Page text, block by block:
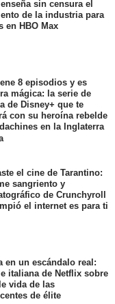
sin censura el
de la industria para
en HBO Max
8 episodios y es
mágica: la serie de
de Disney+ que te
con su heroína rebelde
en la Inglaterra
el cine de Tarantino:
sangriento y
de Crunchyroll
el internet es para ti
en un escándalo real:
italiana de Netflix sobre
vida de las
de élite